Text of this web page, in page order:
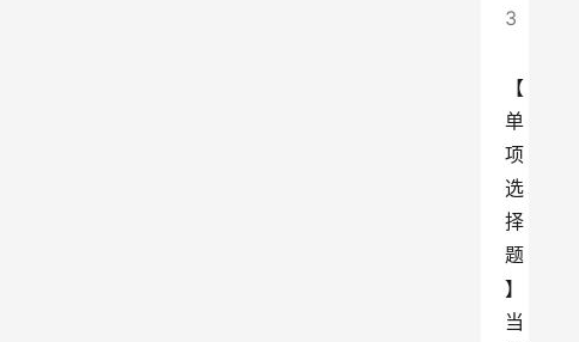
3
【
单
项
选
择
题
】
当